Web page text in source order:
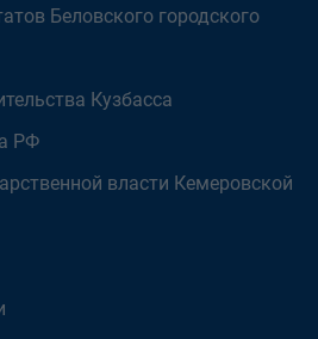
Беловского городского
Кузбасса
РФ
власти Кемеровской